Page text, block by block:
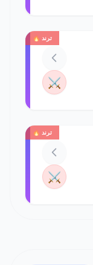
ترند 🔥
⚔️
ترند 🔥
⚔️